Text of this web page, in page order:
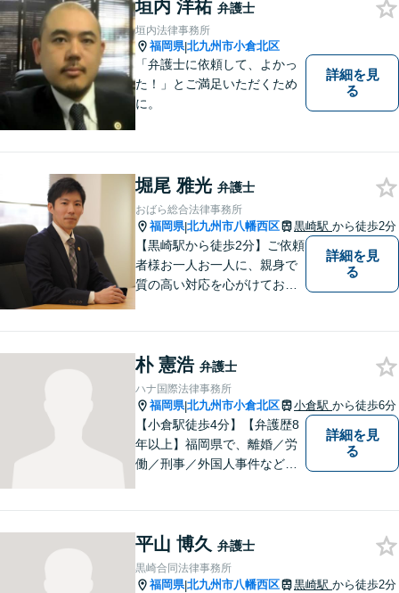
い！
垣内 洋祐 弁護士
垣内法律事務所
福岡県|北九州市小倉北区
「弁護士に依頼して、よかっ
た！」とご満足いただくため
に。
詳細を見
る
堀尾 雅光 弁護士
おばら総合法律事務所
福岡県|北九州市八幡西区 黒崎駅 から徒歩2分
【黒崎駅から徒歩2分】ご依頼
者様お一人お一人に、親身で
質の高い対応を心がけており
応可能。英語での法律相談・
英文契約書の作成・チェック
も対応可能です。
詳細を見
る
朴 憲浩 弁護士
ハナ国際法律事務所
福岡県|北九州市小倉北区 小倉駅 から徒歩6分
【小倉駅徒歩4分】【弁護歴8
年以上】福岡県で、離婚／労
働／刑事／外国人事件などに
会話のキャッチボールを積み
重ねながら解決へと動いてま
いります。【韓国語対応可】
詳細を見
る
平山 博久 弁護士
黒崎合同法律事務所
福岡県|北九州市八幡西区 黒崎駅 から徒歩2分